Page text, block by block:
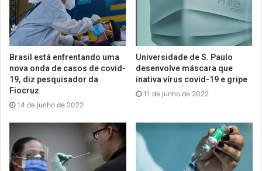
Brasil está enfrentando uma
nova onda de casos de covid-
19, diz pesquisador da
Fiocruz
14 de junho de 2022
Universidade de S. Paulo
desenvolve máscara que
inativa vírus covid-19 e gripe
11 de junho de 2022